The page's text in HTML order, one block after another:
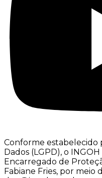
Conforme estabelecido
Dados (LGPD), o
Encarregado de
Fabiane Fries, por meio